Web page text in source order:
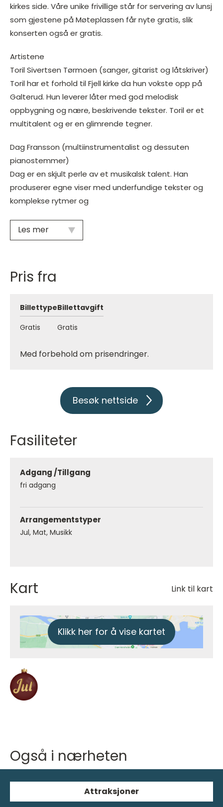
kirkes side. Våre unike frivillige står for servering av lunsj
som gjestene på Møteplassen får nyte gratis, slik
konserten også er gratis.
Artistene
Toril Sivertsen Tørmoen (sanger, gitarist og låtskriver)
Toril har et forhold til Fjell kirke da hun vokste opp på
Galterud. Hun leverer låter med god melodisk
oppbygning og nære, beskrivende tekster. Toril er et
multitalent og er en glimrende tegner.
Dag Fransson (multiinstrumentalist og dessuten
pianostemmer)
Dag er en skjult perle av et musikalsk talent. Han
produserer egne viser med underfundige tekster og
komplekse rytmer og
Les mer
Pris fra
BillettypeBillettavgift
Gratis
Gratis
Med forbehold om prisendringer.
Besøk nettside
Fasiliteter
Adgang /Tillgang
fri adgang
Arrangementstyper
Jul Mat Musikk
Kart Link til kart
Klikk her for å vise kartet
Jul
Også i nærheten
Attraksjoner